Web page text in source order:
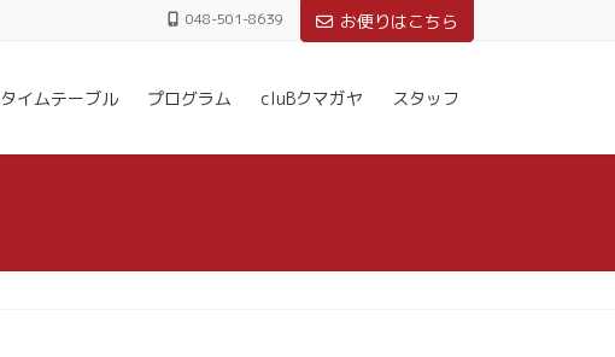
048-501-8639 お便りはこちら
タイムテーブル プログラム cluBクマガヤ スタッフ